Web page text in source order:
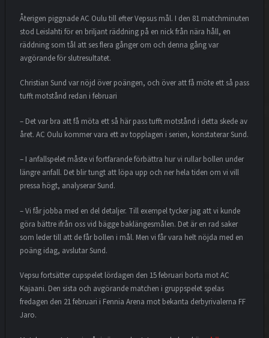
Återigen piggnade AC Oulu till efter Vepsus mål. I den 81 matchminuten
stod Leislahti för en briljant räddning på en nick från nära håll, en
räddning som tål att ses flera gånger om och denna gång var
avgörande för slutresultatet.
Christian Sund var nöjd över poängen, och över att få möte ett så pass
tufft motstånd redan i februari
– Det var bra att få möta ett så här pass tufft motstånd i detta skede av
året. AC Oulu kommer vara ett av topplagen i serien, konstaterar Sund.
– I anfallspelet måste vi fortfarande förbättra hur vi rullar bollen under
längre anfall. Det blir tungt att löpa upp och ner hela tiden om vi vill
pressa högt, analyserar Sund.
– Vi får jobba med en del detaljer. Till exempel tycker jag att vi kunde
göra bättre ifrån oss vid bägge baklängesmålen. Det är en rad saker
som leder till att de får bollen i mål. Men vi får vara helt nöjda med en
poäng idag, avslutar Sund.
Vepsu fortsätter cupspelet lördagen den 15 februari borta mot AC
Kajaani. Den sista och avgörande matchen i gruppspelet spelas
fredagen den 21 februari i Fennia Arena mot bekanta derbyrivalerna FF
Jaro.